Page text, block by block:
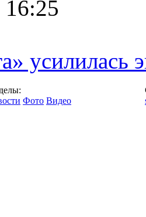
16:25
Фото Видео